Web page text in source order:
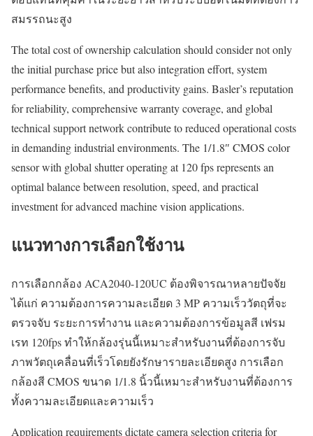
สมรรถนะสูง
The total cost of ownership calculation should consider not only
the initial purchase price but also integration effort, system
performance benefits, and productivity gains. Basler’s reputation
for reliability, comprehensive warranty coverage, and global
technical support network contribute to reduced operational costs
in demanding industrial environments. The 1/1.8″ CMOS color
sensor with global shutter operating at 120 fps represents an
optimal balance between resolution, speed, and practical
investment for advanced machine vision applications.
แนวทางการเลือกใช้งาน
การเลือกกล้อง ACA2040-120UC ต้องพิจารณาหลายปัจจัย
ได้แก่ ความต้องการความละเอียด 3 MP ความเร็ววัตถุที่จะ
ตรวจจับ ระยะการทำงาน และความต้องการข้อมูลสี เฟรม
เรท 120fps ทำให้กล้องรุ่นนี้เหมาะสำหรับงานที่ต้องการจับ
ภาพวัตถุเคลื่อนที่เร็วโดยยังรักษารายละเอียดสูง การเลือก
กล้องสี CMOS ขนาด 1/1.8 นิ้วนี้เหมาะสำหรับงานที่ต้องการ
ทั้งความละเอียดและความเร็ว
Application requirements dictate camera selection criteria for